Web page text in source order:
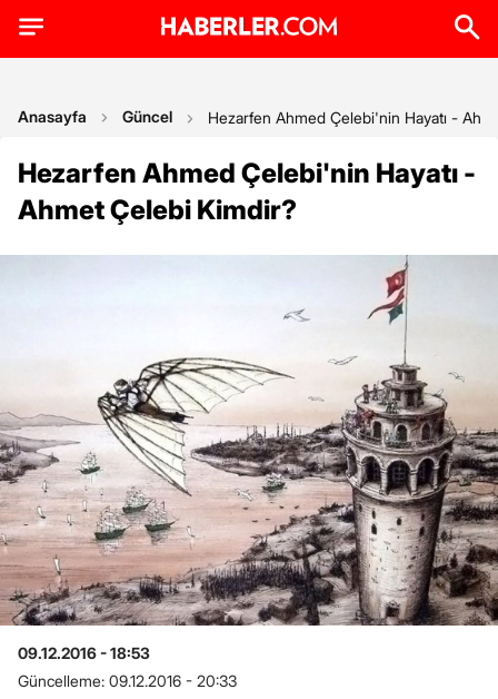
Anasayfa Güncel Hezarfen Ahmed Çelebi'nin Hayatı -
Hezarfen Ahmed Çelebi'nin Hayatı -
Ahmet Çelebi Kimdir?
09.12.2016 - 18:53
Güncelleme: 09.12.2016 - 20:33